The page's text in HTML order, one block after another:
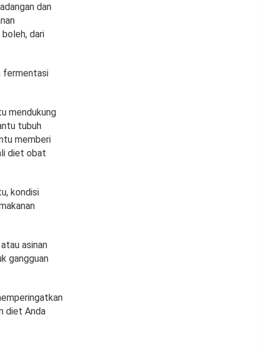
dan
dari
fermentasi
mendukung
tubuh
memberi
diet obat
kondisi
asinan
gangguan
diet Anda